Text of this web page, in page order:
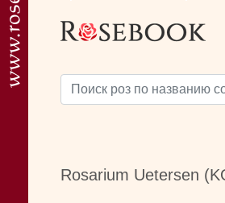
Rosarium Uetersen